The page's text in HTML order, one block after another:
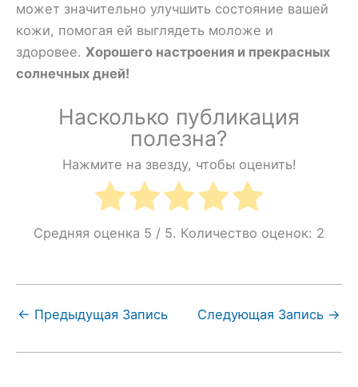
может значительно улучшить состояние вашей
кожи, помогая ей выглядеть моложе и
здоровее. Хорошего настроения и прекрасных
солнечных дней!
Насколько публикация
полезна?
Нажмите на звезду, чтобы оценить!
Средняя оценка 5 / 5. Количество оценок: 2
← Предыдущая Запись Следующая Запись →